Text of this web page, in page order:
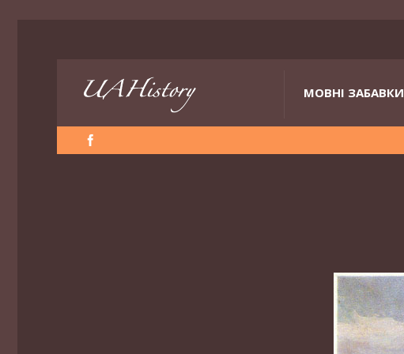
МОВНІ ЗАБАВКИ